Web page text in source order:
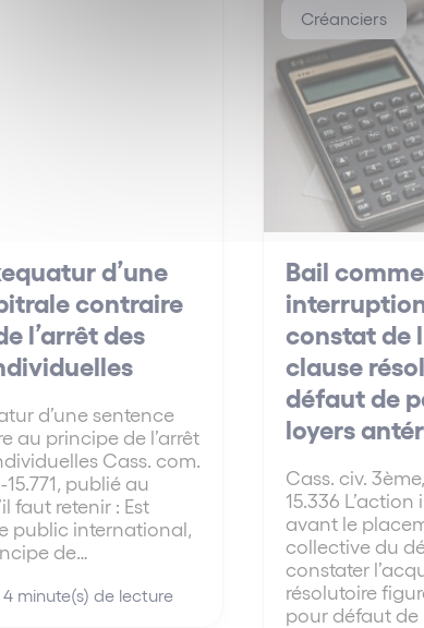
d’une
contraire
l’arrêt des
d’une sentence
au principe de l’arrêt
Cass. com.
15.771, publié au
retenir : Est
public international,
de…
4 minute(s) de lecture
Créanciers
Bail
constat de
clause
défaut de
loyers
Cass. civ.
15.336
avant le
collective du
constater
résolutoire
pour défaut de